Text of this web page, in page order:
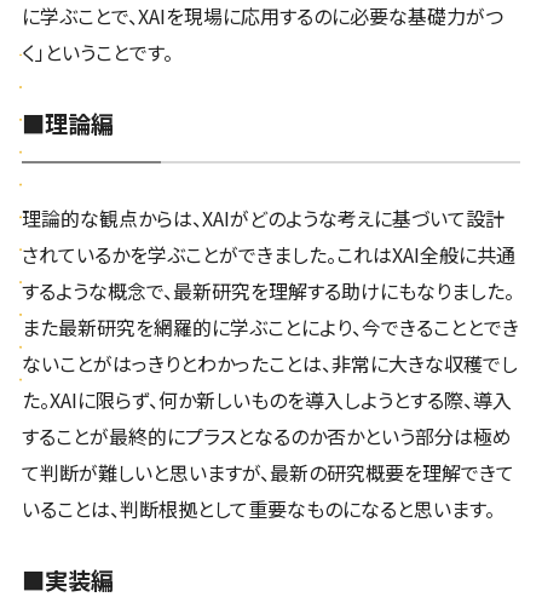
に学ぶことで、XAIを現場に応用するのに必要な基礎力がつ
く」ということです。
■理論編
理論的な観点からは、XAIがどのような考えに基づいて設計
されているかを学ぶことができました。これはXAI全般に共通
するような概念で、最新研究を理解する助けにもなりました。
また最新研究を網羅的に学ぶことにより、今できることとでき
ないことがはっきりとわかったことは、非常に大きな収穫でし
た。XAIに限らず、何か新しいものを導入しようとする際、導入
することが最終的にプラスとなるのか否かという部分は極め
て判断が難しいと思いますが、最新の研究概要を理解できて
いることは、判断根拠として重要なものになると思います。
■実装編